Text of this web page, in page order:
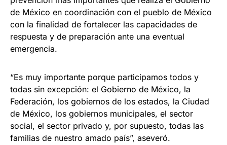
de México en coordinación con el pueblo de México
con la finalidad de fortalecer las capacidades de
respuesta y de preparación ante una eventual
emergencia.
“Es muy importante porque participamos todos y
todas sin excepción: el Gobierno de México, la
Federación, los gobiernos de los estados, la Ciudad
de México, los gobiernos municipales, el sector
social, el sector privado y, por supuesto, todas las
familias de nuestro amado país”, aseveró.